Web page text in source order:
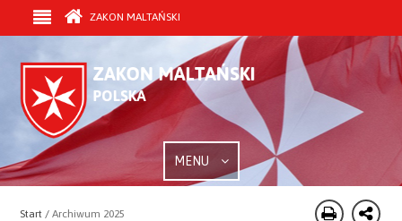
ZAKON MALTAŃSKI
MENU
Start / Archiwum 2025